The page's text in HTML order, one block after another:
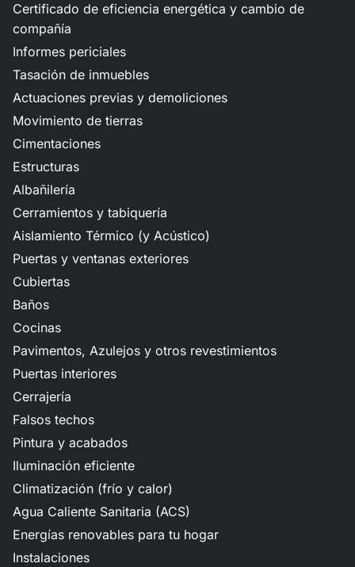
Certificado de eficiencia energética y cambio de
compañía
Informes periciales
Tasación de inmuebles
Actuaciones previas y demoliciones
Movimiento de tierras
Cimentaciones
Estructuras
Albañilería
Cerramientos y tabiquería
Aislamiento Térmico (y Acústico)
Puertas y ventanas exteriores
Cubiertas
Baños
Cocinas
Pavimentos, Azulejos y otros revestimientos
Puertas interiores
Cerrajería
Falsos techos
Pintura y acabados
Iluminación eficiente
Climatización (frío y calor)
Agua Caliente Sanitaria (ACS)
Energías renovables para tu hogar
Instalaciones